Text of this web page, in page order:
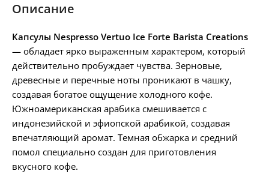
Описание
Капсулы Nespresso Vertuo Ice Forte Barista Creations
— обладает ярко выраженным характером, который
действительно пробуждает чувства. Зерновые,
древесные и перечные ноты проникают в чашку,
создавая богатое ощущение холодного кофе.
Южноамериканская арабика смешивается с
индонезийской и эфиопской арабикой, создавая
впечатляющий аромат. Темная обжарка и средний
помол специально создан для приготовления
вкусного кофе.